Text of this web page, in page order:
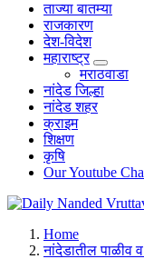
ताज्या बातम्या
राजकारण
देश-विदेश
महाराष्ट्र
मराठवाडा
नांदेड जिल्हा
नांदेड शहर
क्राइम
शिक्षण
कृषि
Our Youtube
leading news portal of
Home
नांदेडातील पाळीव